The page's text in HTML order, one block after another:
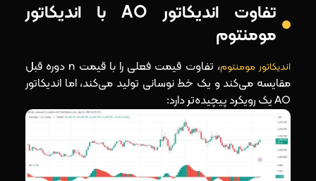
تفاوت اندیکاتور AO با اندیکاتور
مومنتوم
اندیکاتور مومنتوم
، تفاوت قیمت فعلی را با قیمت n دوره قبل
مقایسه می‌کند و یک خط نوسانی تولید می‌کند، اما اندیکاتور
AO یک رویکرد پیچیده‌تر دارد: